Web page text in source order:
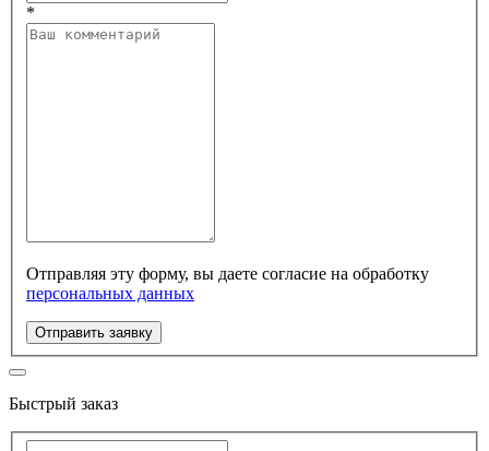
*
Отправляя эту форму, вы даете согласие на обработку
персональных данных
Отправить заявку
Быстрый заказ